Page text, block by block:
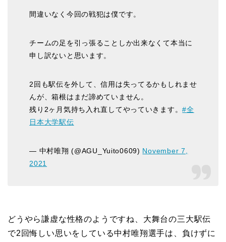
間違いなく今回の戦犯は僕です。
チームの足を引っ張ることしか出来なくて本当に
申し訳ないと思います。
2回も駅伝を外して、信用は失ってるかもしれませ
んが、箱根はまだ諦めていません。
残り2ヶ月気持ち入れ直してやっていきます。#全
日本大学駅伝
— 中村唯翔 (@AGU_Yuito0609) November 7,
2021
どうやら謙虚な性格のようですね、大舞台の三大駅伝
で2回悔しい思いをしている中村唯翔選手は、負けずに